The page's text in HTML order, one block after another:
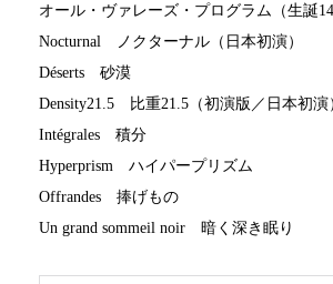
オール・ヴァレーズ・プログラム（生誕
Nocturnal ノクターナル（日本初演）
Déserts 砂漠
Density21.5 比重21.5（初演版／日本初演
Intégrales 積分
Hyperprism ハイパープリズム
Offrandes 捧げもの
Un grand sommeil noir 暗く深き眠り